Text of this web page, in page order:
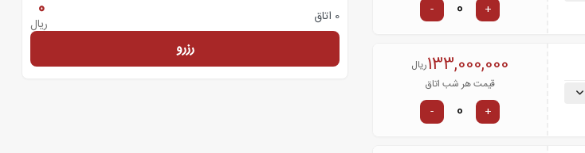
+
-
133,000,000ریال
قیمت هر شب اتاق
+
-
0 اتاق 0
ریال
رزرو